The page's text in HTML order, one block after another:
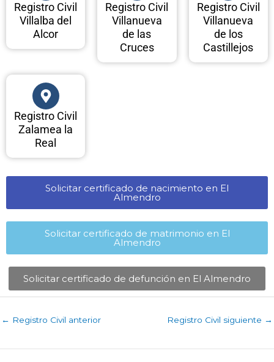
Registro Civil
Villalba del
Alcor
Registro Civil
Villanueva
de las
Cruces
Registro Civil
Villanueva
de los
Castillejos
Registro Civil
Zalamea la
Real
Solicitar certificado de nacimiento en El
Almendro​
Solicitar certificado de matrimonio en El
Almendro​
Solicitar certificado de defunción en El Almendro​
← Registro Civil anterior Registro Civil siguiente →